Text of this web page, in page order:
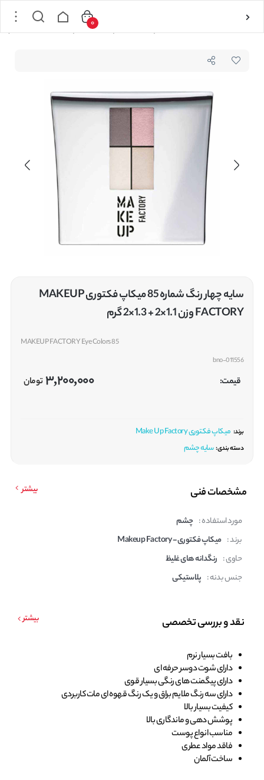
/ سایه چهار رنگ شماره 85 میکاپ فکتوری MAKEUP FACTORY وزن 1.1×2 + 1.3×2 گرم0
سایه چهار رنگ شماره 85 میکاپ فکتوری MAKEUP
FACTORY وزن 1.1×2 + 1.3×2 گرم
MAKEUP FACTORY Eye Colors 85
bno-011556
قیمت: 3,200,000 تومان
برند: میکاپ فکتوری Make Up Factory
دسته بندی: سایه چشم
مشخصات فنی بیشتر
مورد استفاده : چشم
برند : میکاپ فکتوری - Makeup Factory
حاوی : رنگدانه های غلیظ
جنس بدنه : پلاستیکی
نقد و بررسی تخصصی بیشتر
بافت بسیار نرم
دارای شوت دوسر حرفه ای
دارای پیگمنت های رنگی بسیار قوی
دارای سه رنگ ملایم براق و یک رنگ قهوه ای مات کاربردی
کیفیت بسیار بالا
پوشش دهی و ماندگاری بالا
مناسب انواع پوست
فاقد مواد عطری
ساخت آلمان